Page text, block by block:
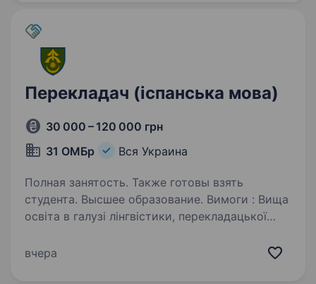
Перекладач (іспанська мова)
30 000 – 120 000 грн
31 ОМБр
Вся Украина
Полная занятость. Также готовы взять
студента. Высшее образование. Вимоги : Вища
освіта в галузі лінгвістики, перекладацької
іспанською та українською мовами; Достатній
вчера